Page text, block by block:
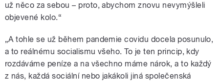
už něco za sebou – proto, abychom znovu nevymýšleli
objevené kolo.“
„A tohle se už během pandemie covidu docela posunulo,
a to reálnému socialismu všeho. To je ten princip, kdy
rozdáváme peníze a na všechno máme nárok, a to každý
z nás, každá sociální nebo jakákoli jiná společenská